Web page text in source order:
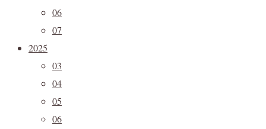
06
07
2025
03
04
05
06